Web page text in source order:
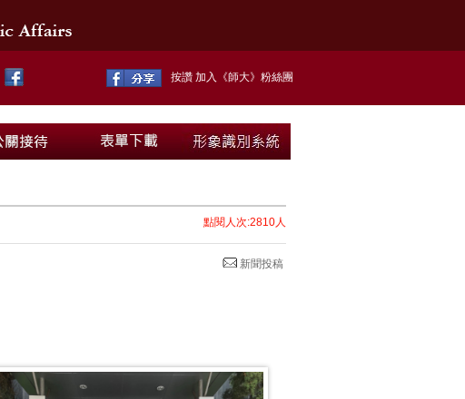
按讚 加入《師大》粉絲團
點閱人次:2810人
新聞投稿